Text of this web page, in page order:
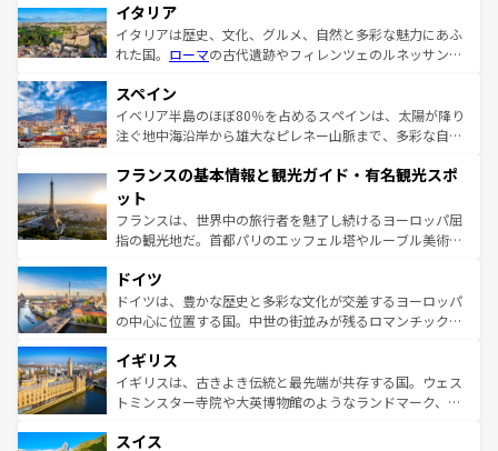
イタリア
イタリアは歴史、文化、グルメ、自然と多彩な魅力にあふ
れた国。 ローマの古代遺跡やフィレンツェのルネッサンス
ろん、トスカーナの美しい田園風景やアマルフィ海岸の絶
景など、自然景観も見逃せない。観光の合間には、本場の
ピザやパスタなど、絶品のイタリア料理を堪能することも
ませてくれるイタリアで、忘れられない旅をしてみよう！
なお、新着のイタリア情報は
しい。
スペイン
イベリア半島のほぼ80％を占めるスペインは、太陽が降り
注ぐ地中海沿岸から雄大なピレネー山脈まで、多彩な自然
文化が根付くこの国では、情熱的なフラメンコ、熱気あふ
れる闘牛、そして美味しいタパスが生活の一部となってい
る。首都マドリードの洗練された雰囲気や、バルセロナの
アートに溢れた街角から、地方では古代ローマ遺跡や中世
せる。地方によって風土や気候が異なるスペインはその個
性で訪れる人を魅了する。 なお、新着のスペイン情報は コ
ンテンツ一覧を参照してほしい。
フランスの基本情報と観光ガイド・有名観光スポ
ット
フランスは、世界中の旅行者を魅了し続けるヨーロッパ屈
指の観光地だ。首都パリのエッフェル塔やルーブル美術館
で、幅広い魅力が詰まっている。華麗な宮殿、歴史的な大
聖堂、美しいビーチ、そして豊かな自然が、訪れる者を心
から魅了する。また、フランスは美食の国としても知ら
いる。シャンパンの発祥地であるランス、プロヴァンスの
香り高いラベンダー畑など、多彩な楽しみ方が可能だ。さ
らに、パリ以外の地域にも魅力が溢れており、どの街角に
れる地方に足を運ぶとそれぞれで全く異なる文化を体験で
ドイツ
ドイツは、豊かな歴史と多彩な文化が交差するヨーロッパ
の中心に位置する国。中世の街並みが残るロマンチック街
顔を持つこの国は、どこを歩いても飽きることがない。ベ
ルリンの文化的活気、バイエルン州のアルプスの絶景、そ
してライン川沿いのワイン畑といった風景は必見。ビール
は、お酒好きな人にはぜひ体験してほしい。 なお、新着の
イギリス
イギリスは、古きよき伝統と最先端が共存する国。ウェス
トミンスター寺院や大英博物館のようなランドマーク、歴
リアごとに異なる魅力がある。また、優雅なアフタヌーン
スイス